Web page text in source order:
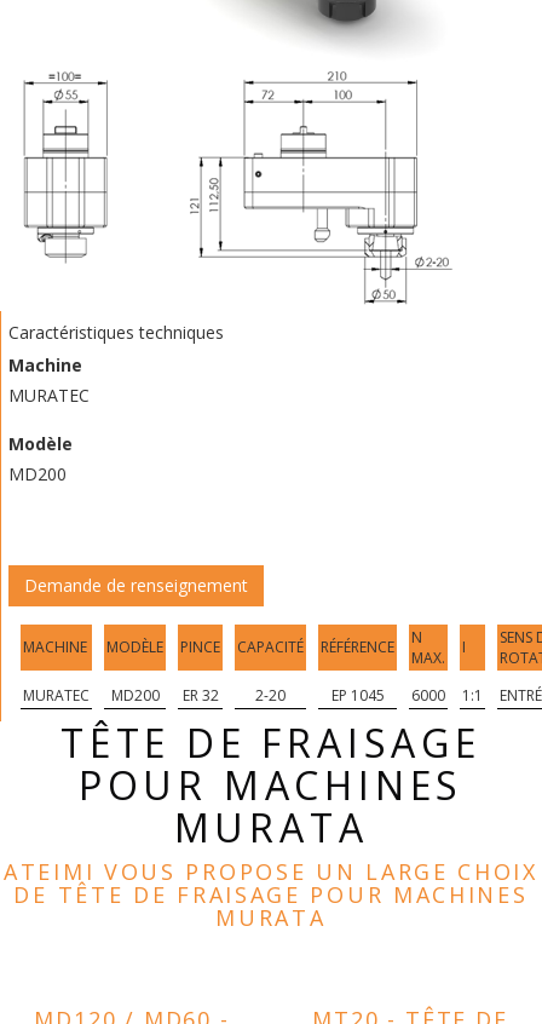
Caractéristiques techniques
Machine
MURATEC
Modèle
MD200
Demande de renseignement
MACHINE MODÈLE PINCE CAPACITÉ RÉFÉRENCE
N
MAX.
I
SENS
MURATEC
MD200 ER 32 2-20 EP 1045 6000 1:1
TÊTE DE FRAISAGE
POUR MACHINES
MURATA
ATEIMI VOUS PROPOSE UN LARGE CHOIX
DE TÊTE DE FRAISAGE POUR MACHINES
MURATA